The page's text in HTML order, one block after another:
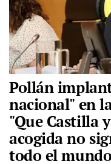
Pollán
nacional" en
"Que Castilla
acogida no
todo el